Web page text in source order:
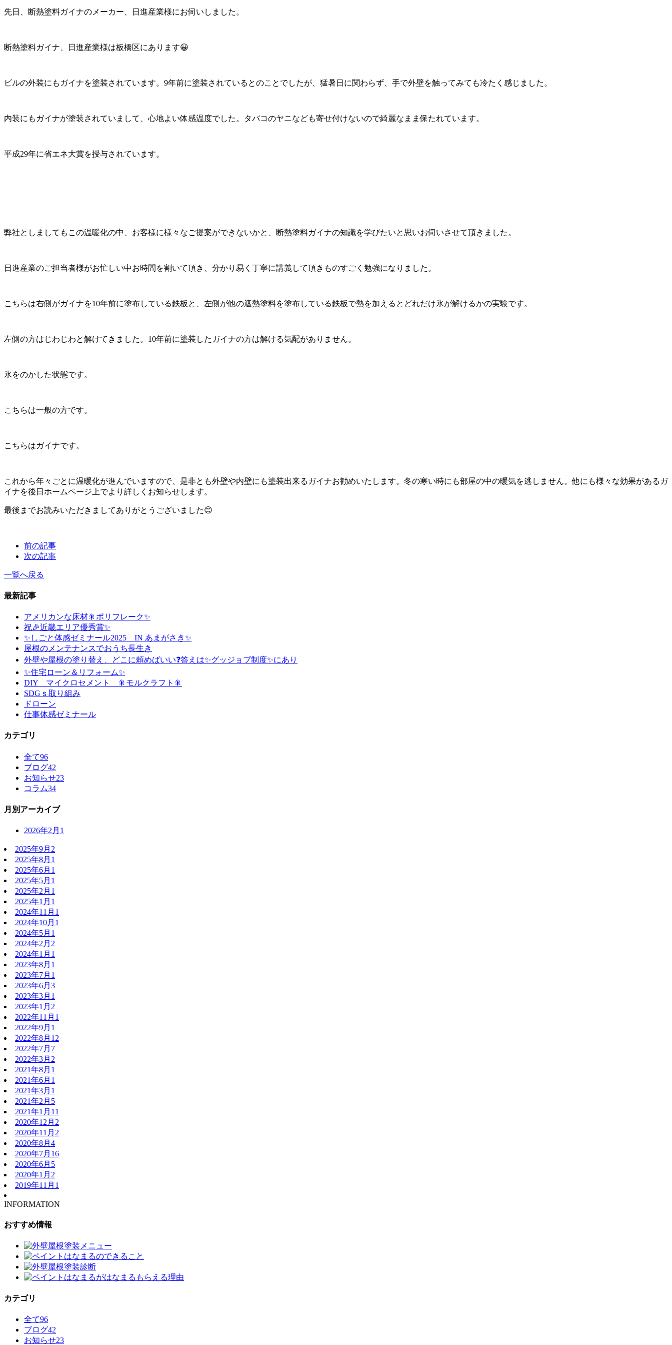
先日、断熱塗料ガイナのメーカー、日進産業様にお伺いしました。
断熱塗料ガイナ、日進産業様は板橋区にあります😀
ビルの外装にもガイナを塗装されています。9年前に塗装されているとのことでしたが、猛暑日に関わらず、手で外壁を触ってみても冷たく感じました。
内装にもガイナが塗装されていまして、心地よい体感温度でした。タバコのヤニなども寄せ付けないので綺麗なまま保たれています。
平成29年に省エネ大賞を授与されています。
弊社としましてもこの温暖化の中、お客様に様々なご提案ができないかと、断熱塗料ガイナの知識を学びたいと思いお伺いさせて頂きました。
日進産業のご担当者様がお忙しい中お時間を割いて頂き、分かり易く丁寧に講義して頂きものすごく勉強になりました。
こちらは右側がガイナを10年前に塗布している鉄板と、左側が他の遮熱塗料を塗布している鉄板で熱を加えるとどれだけ氷が解けるかの実験です。
左側の方はじわじわと解けてきました。10年前に塗装したガイナの方は解ける気配がありません。
氷をのかした状態です。
こちらは一般の方です。
こちらはガイナです。
これから年々ごとに温暖化が進んでいますので、是非とも外壁や内壁にも塗装出来るガイナお勧めいたします。冬の寒い時にも部屋の中の暖気を逃しません。他にも様々な効果があるガ
イナを後日ホームページ上でより詳しくお知らせします。
最後までお読みいただきましてありがとうございました😊
前の記事
次の記事
一覧へ戻る
最新記事
アメリカンな床材🎇ポリフレーク✨
祝🎉近畿エリア優秀賞✨
✨しごと体感ゼミナール2025 IN あまがさき✨
屋根のメンテナンスでおうち長生き
外壁や屋根の塗り替え、どこに頼めばいい❓答えは✨グッジョブ制度✨にあり
✨住宅ローン＆リフォーム✨
DIY マイクロセメント 🎇モルクラフト🎇
SDGｓ取り組み
ドローン
仕事体感ゼミナール
カテゴリ
全て96
ブログ42
お知らせ23
コラム34
月別アーカイブ
2026年2月 1
2025年9月 2
2025年8月 1
2025年6月 1
2025年5月 1
2025年2月 1
2025年1月 1
2024年11月 1
2024年10月 1
2024年5月 1
2024年2月 2
2024年1月 1
2023年8月 1
2023年7月 1
2023年6月 3
2023年3月 1
2023年1月 2
2022年11月 1
2022年9月 1
2022年8月 12
2022年7月 7
2022年3月 2
2021年8月 1
2021年6月 1
2021年3月 1
2021年2月 5
2021年1月 11
2020年12月 2
2020年11月 2
2020年8月 4
2020年7月 16
2020年6月 5
2020年1月 2
2019年11月 1
INFORMATION
おすすめ情報
カテゴリ
全て96
ブログ42
お知らせ23